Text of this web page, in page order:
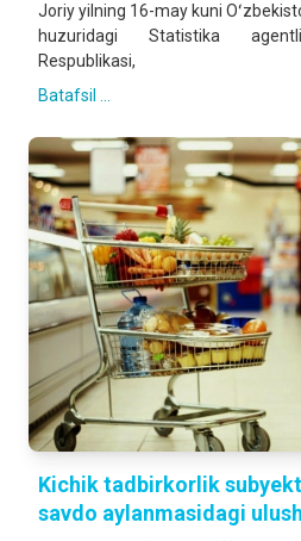
Joriy yilning 16-may kuni
huzuridagi Statistika
Respublikasi,
Batafsil ...
Kichik tadbirkorlik
savdo aylanmasidagi